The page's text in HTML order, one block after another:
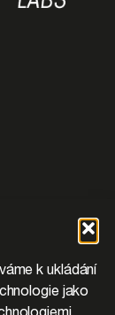
k ukládání
jako